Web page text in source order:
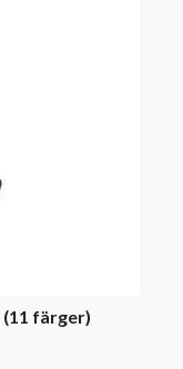
färger)